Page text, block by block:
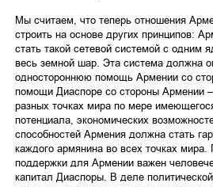
Мы считаем, что теперь отношения
строить на основе других принципов:
стать такой сетевой системой с одним
весь земной шар. Эта система должна
одностороннюю помощь Армении со
помощи Диаспоре со стороны Армении
разных точках мира по мере
потенциала, экономических
способностей Армения должна стать
каждого армянина во всех точках
поддержки для Армении важен
капитал Диаспоры. В деле